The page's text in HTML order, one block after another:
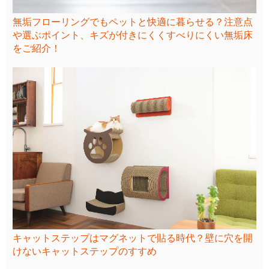
無垢フローリングでもペットと快適に暮らせる？注意点
や選ぶポイント、キズが付きにくくすべりにくい無垢床
をご紹介！
キャットステップはマグネットで貼る時代？壁に穴を開
けないキャットステップのすすめ